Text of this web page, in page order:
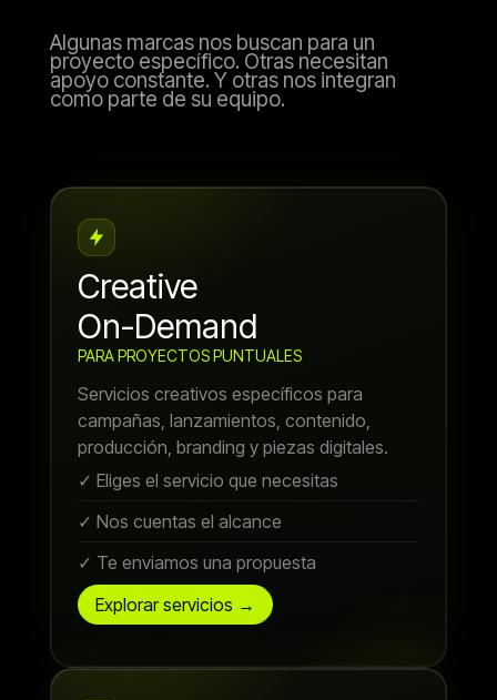
Algunas marcas nos buscan para un
proyecto específico. Otras necesitan
apoyo constante. Y otras nos integran
como parte de su equipo.
Creative
On-Demand
PARA PROYECTOS PUNTUALES
Servicios creativos específicos para
campañas, lanzamientos, contenido,
producción, branding y piezas digitales.
✓ Eliges el servicio que necesitas
✓ Nos cuentas el alcance
✓ Te enviamos una propuesta
Explorar servicios →